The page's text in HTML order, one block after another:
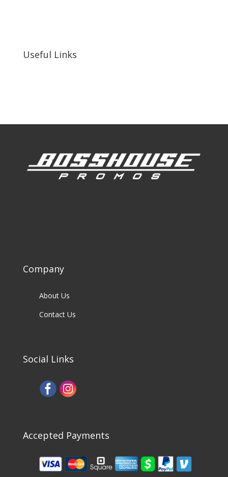
Useful Links
Company
About Us
Contact Us
Social Links
Accepted Payments